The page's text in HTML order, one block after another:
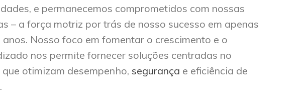
e permanecemos comprometidos com nossas
– a força motriz por trás de nosso sucesso em apenas
Nosso foco em fomentar o crescimento e o
nos permite fornecer soluções centradas no
otimizam desempenho, segurança e eficiência de